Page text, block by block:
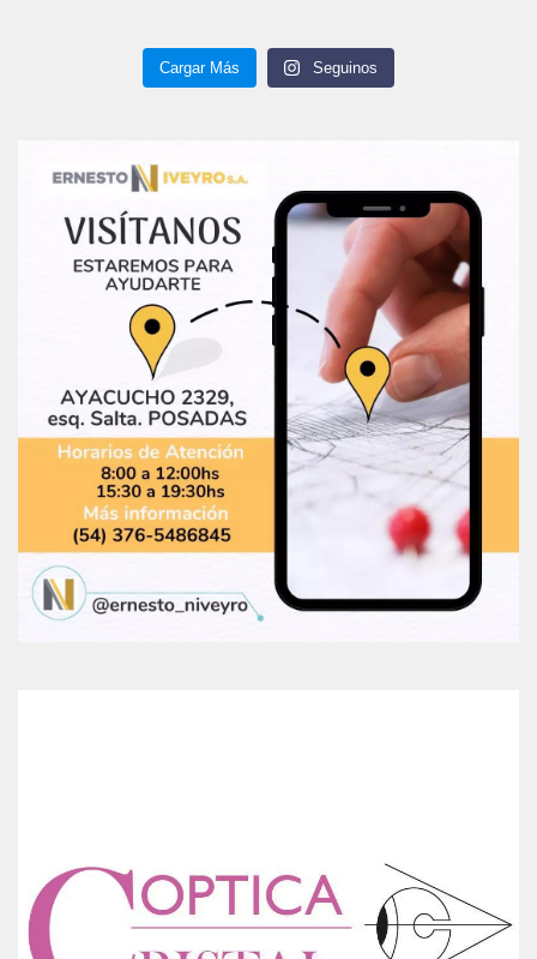
Cargar Más Seguinos